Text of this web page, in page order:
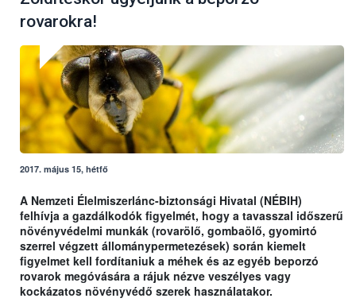
rovarokra!
2017. május 15, hétfő
A Nemzeti Élelmiszerlánc-biztonsági Hivatal (NÉBIH)
felhívja a gazdálkodók figyelmét, hogy a tavasszal időszerű
növényvédelmi munkák (rovarölő, gombaölő, gyomirtó
szerrel végzett állománypermetezések) során kiemelt
figyelmet kell fordítaniuk a méhek és az egyéb beporzó
rovarok megóvására a rájuk nézve veszélyes vagy
kockázatos növényvédő szerek használatakor.